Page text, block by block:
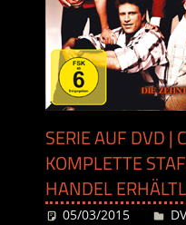
SERIE AUF DVD |
KOMPLETTE
HANDEL
05/03/2015